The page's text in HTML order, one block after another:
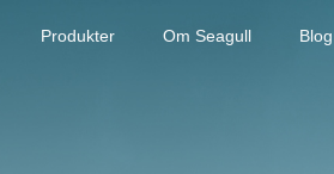
Produkter Om Seagull Blog